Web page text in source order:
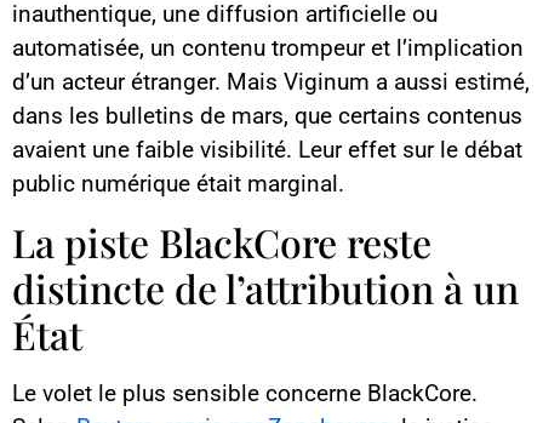
inauthentique, une diffusion artificielle ou
automatisée, un contenu trompeur et l’implication
d’un acteur étranger. Mais Viginum a aussi estimé,
dans les bulletins de mars, que certains contenus
avaient une faible visibilité. Leur effet sur le débat
public numérique était marginal.
La piste BlackCore reste
distincte de l’attribution à un
État
Le volet le plus sensible concerne BlackCore.